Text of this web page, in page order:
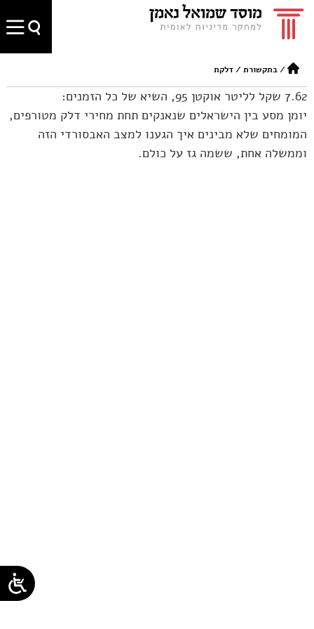
/בתקשורת /דלקת
7.62 שקל לליטר אוקטן 95, השיא של כל הזמנים:
יומן מסע בין הישראלים שנאנקים תחת מחירי דלק מטורפים,
המומחים שלא מבינים איך הגענו למצב האבסורדי הזה
וממשלה אחת, ששמה גז על כולם.